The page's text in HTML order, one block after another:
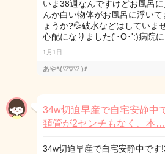
いま38週なんですけどお風呂
んか白い物体がお風呂に浮い
ょうか?💦破水などはしていま
心配になりました('･O･':)病院
1月1日
あや٩(♡▽♡ )۶
34w切迫早産で自宅安静中
頚管が2センチもなく、本…
34w切迫早産で自宅安静中です